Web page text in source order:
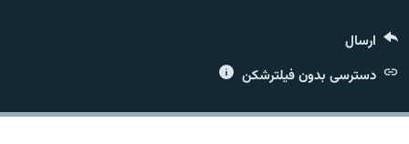
زبان‌های دیگر
ارسال
دسترسی بدون فیلترشکن